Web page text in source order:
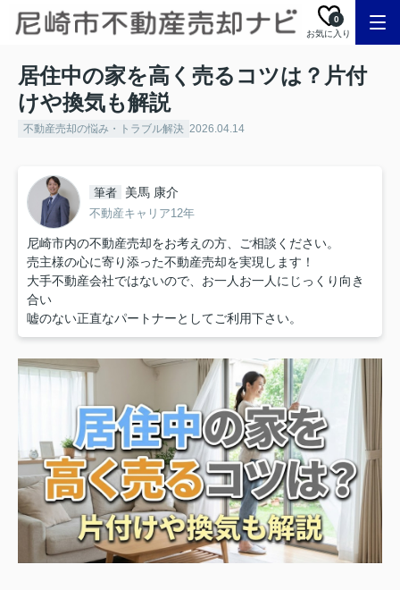
お気に入り
0
居住中の家を高く売るコツは？片付
けや換気も解説
不動産売却の悩み・トラブル解決 2026.04.14
筆者 美馬 康介
不動産キャリア12年
尼崎市内の不動産売却をお考えの方、ご相談ください。
売主様の心に寄り添った不動産売却を実現します！
大手不動産会社ではないので、お一人お一人にじっくり向き
合い
嘘のない正直なパートナーとしてご利用下さい。